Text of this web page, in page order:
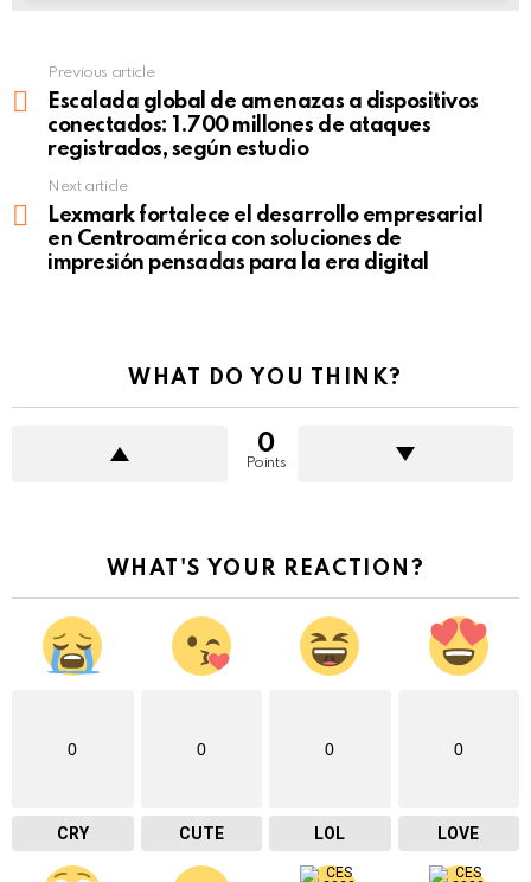
more
Previous article
Escalada global de amenazas a dispositivos
conectados: 1.700 millones de ataques
registrados, según estudio
Next article
Lexmark fortalece el desarrollo empresarial
en Centroamérica con soluciones de
impresión pensadas para la era digital
WHAT DO YOU THINK?
0
Points
WHAT'S YOUR REACTION?
0
CRY
0
CUTE
0
LOL
0
LOVE